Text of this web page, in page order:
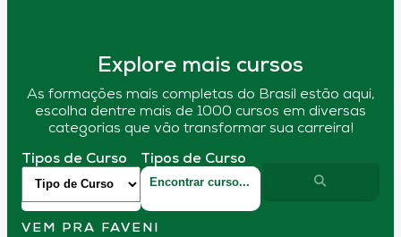
Explore mais cursos
As formações mais completas do Brasil estão aqui,
escolha dentre mais de 1000 cursos em diversas
categorias que vão transformar sua carreira!
Tipos de Curso Tipos de Curso
VEM PRA FAVENI